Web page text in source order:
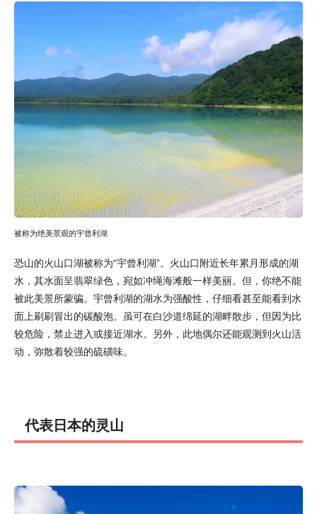
被称为绝美景观的宇曾利湖
恐山的火山口湖被称为“宇曾利湖”。火山口附近长年累月形成的湖
水，其水面呈翡翠绿色，宛如冲绳海滩般一样美丽。但，你绝不能
被此美景所蒙骗。宇曾利湖的湖水为强酸性，仔细看甚至能看到水
面上刷刷冒出的碳酸泡。虽可在白沙道绵延的湖畔散步，但因为比
较危险，禁止进入或接近湖水。另外，此地偶尔还能观测到火山活
动，弥散着较强的硫磺味。
代表日本的灵山